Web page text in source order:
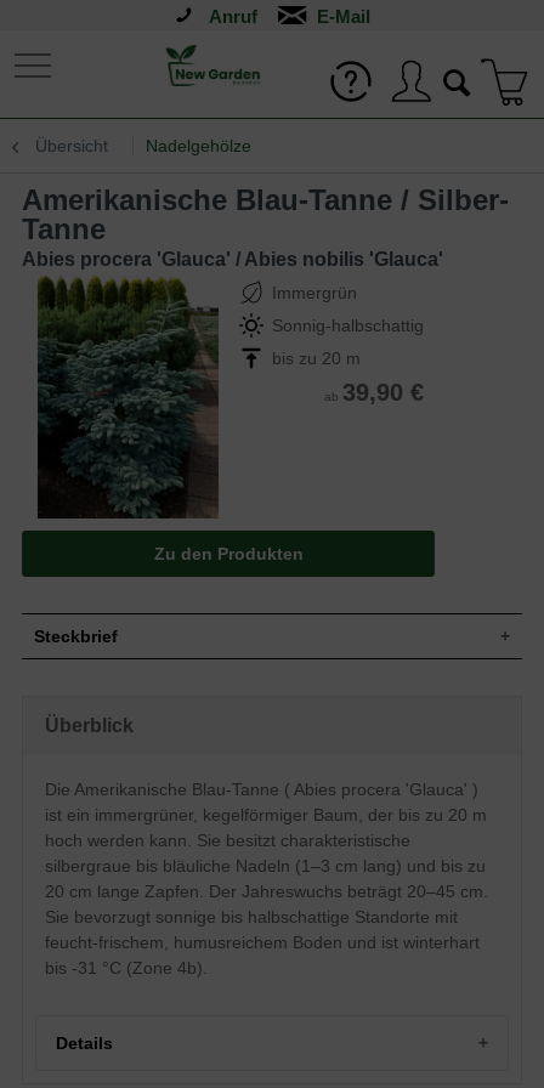
Anruf
Übersicht Nadelgehölze
Amerikanische Blau-Tanne / Silber-
Tanne
Abies procera 'Glauca' / Abies nobilis 'Glauca'
Immergrün
Sonnig-halbschattig
bis zu 20 m
ab 39,90 €
Zu den Produkten
Steckbrief
Wuchs
Wuchshöhe
bis zu 20 m
Blatt
Die immergrünen Nadeln des Baumes
haben eine silbergraue bis bläuliche
Färbung und sind 1 bis 3 cm lang.
Frucht
Die Zapfen haben eine Länge von bis zu
Blüte
Unscheinbare Blütenzapfen,
geschlechtsreif nach ca. 30 Jahren
Blütezeit
Mai bis Juni
Wurzeln
Überblick
Die Amerikanische Blau-Tanne ( Abies procera 'Glauca' )
ist ein immergrüner, kegelförmiger Baum, der bis zu 20 m
hoch werden kann. Sie besitzt charakteristische
silbergraue bis bläuliche Nadeln (1–3 cm lang) und bis zu
20 cm lange Zapfen. Der Jahreswuchs beträgt 20–45 cm.
Sie bevorzugt sonnige bis halbschattige Standorte mit
feucht-frischem, humusreichem Boden und ist winterhart
bis -31 °C (Zone 4b).
Details